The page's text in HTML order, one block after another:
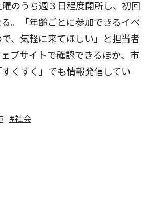
のうち週３日程度開所し、初回
。「年齢ごとに参加できるイベ
、気軽に来てほしい」と担当者
ブサイトで確認できるほか、市
くすく」でも情報発信してい
#社会